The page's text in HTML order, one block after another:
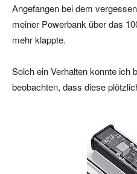
Angefangen bei dem
meiner Powerbank über das
mehr klappte.
Solch ein Verhalten konnte ich
beobachten, dass diese